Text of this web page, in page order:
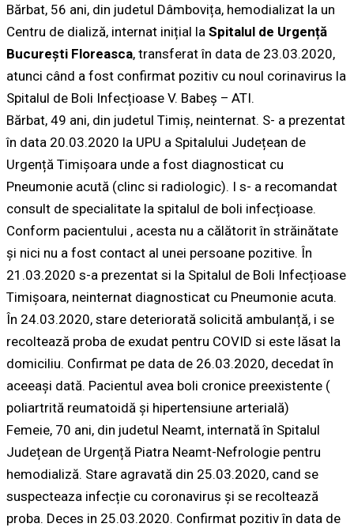
Bărbat, 56 ani, din judetul Dâmbovița, hemodializat la un
Centru de dializă, internat inițial la Spitalul de Urgență
București Floreasca, transferat în data de 23.03.2020,
atunci când a fost confirmat pozitiv cu noul corinavirus la
Spitalul de Boli Infecțioase V. Babeș – ATI.
Bărbat, 49 ani, din judetul Timiș, neinternat. S- a prezentat
în data 20.03.2020 la UPU a Spitalului Județean de
Urgență Timișoara unde a fost diagnosticat cu
Pneumonie acută (clinc si radiologic). I s- a recomandat
consult de specialitate la spitalul de boli infecțioase.
Conform pacientului , acesta nu a călătorit în străinătate
și nici nu a fost contact al unei persoane pozitive. În
21.03.2020 s-a prezentat si la Spitalul de Boli Infecțioase
Timișoara, neinternat diagnosticat cu Pneumonie acuta.
În 24.03.2020, stare deteriorată solicită ambulanță, i se
recoltează proba de exudat pentru COVID si este lăsat la
domiciliu. Confirmat pe data de 26.03.2020, decedat în
aceeași dată. Pacientul avea boli cronice preexistente (
poliartrită reumatoidă și hipertensiune arterială)
Femeie, 70 ani, din judetul Neamt, internată în Spitalul
Județean de Urgență Piatra Neamt-Nefrologie pentru
hemodializă. Stare agravată din 25.03.2020, cand se
suspecteaza infecție cu coronavirus și se recoltează
proba. Deces in 25.03.2020. Confirmat pozitiv în data de